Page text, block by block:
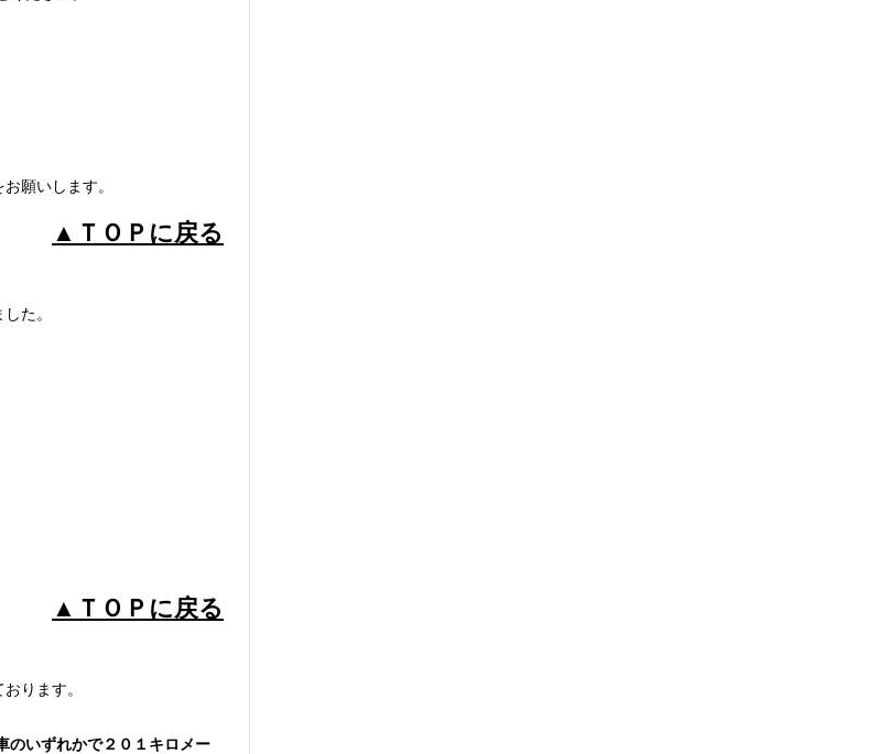
願いします。
▲ＴＯＰに戻る
た。
▲ＴＯＰに戻る
ります。
のいずれかで２０１キロメー